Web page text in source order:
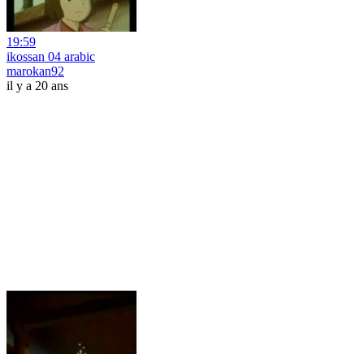
19:59
ikossan 04 arabic
marokan92
il y a 20 ans